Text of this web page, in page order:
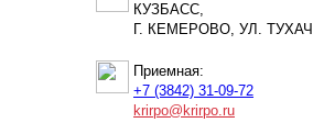
КУЗБАСС,
Г. КЕМЕРОВО, УЛ.
Приемная:
+7 (3842) 31-09-72
krirpo@krirpo.ru